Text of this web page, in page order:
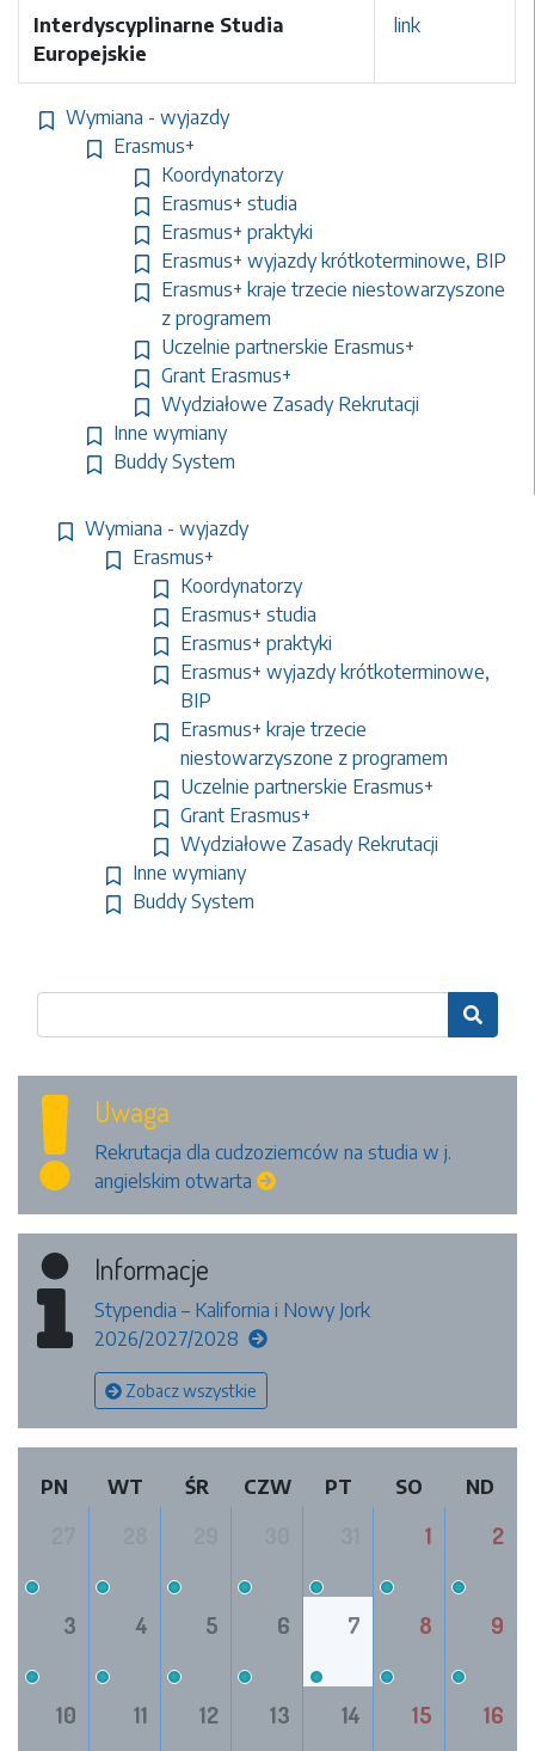
Interdyscyplinarne Studia
Europejskie
link
Wymiana - wyjazdy
Erasmus+
Koordynatorzy
Erasmus+ studia
Erasmus+ praktyki
Erasmus+ wyjazdy krótkoterminowe, BIP
Erasmus+ kraje trzecie niestowarzyszone
z programem
Uczelnie partnerskie Erasmus+
Grant Erasmus+
Wydziałowe Zasady Rekrutacji
Inne wymiany
Buddy System
Wymiana - wyjazdy
Erasmus+
Koordynatorzy
Erasmus+ studia
Erasmus+ praktyki
Erasmus+ wyjazdy krótkoterminowe,
BIP
Erasmus+ kraje trzecie
niestowarzyszone z programem
Uczelnie partnerskie Erasmus+
Grant Erasmus+
Wydziałowe Zasady Rekrutacji
Inne wymiany
Buddy System

Uwaga
Rekrutacja dla cudzoziemców na studia w j.
angielskim otwarta
Informacje
Stypendia – Kalifornia i Nowy Jork
2026/2027/2028
Zobacz wszystkie
PN WT ŚR CZW PT SO ND
1 2
3 4 5 6 7 8 9
10 11 12 13 14 15 16